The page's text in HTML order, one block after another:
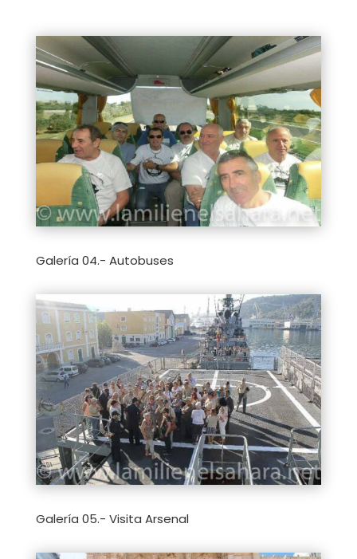
Galería 04.- Autobuses
Galería 05.- Visita Arsenal